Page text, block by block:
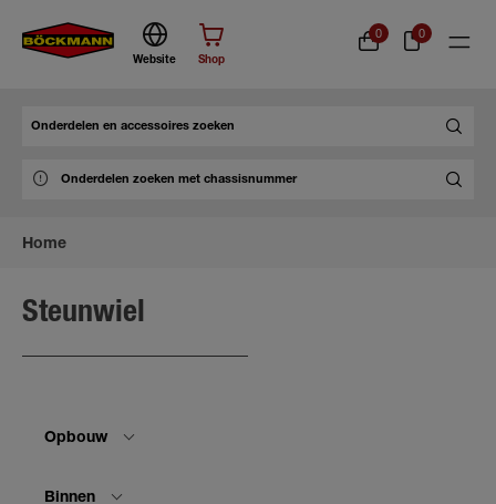
Website Shop
0 0
Home
Steunwiel
Opbouw
Binnen